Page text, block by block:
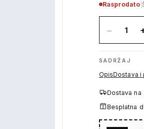
Rasprodato|
− 1
SADRŽAJ
OpisDostava i
Dostava
Besplatna